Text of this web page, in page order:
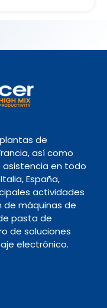
de
así como
asistencia en todo
España,
actividades
de máquinas de
pasta de
de soluciones
electrónico.